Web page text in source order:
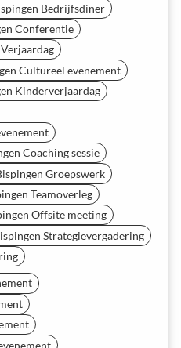
Bedrijfsdiner
Conferentie
Cultureel evenement
Kinderverjaardag
Coaching sessie
Groepswerk
Teamoverleg
Offsite meeting
Strategievergadering